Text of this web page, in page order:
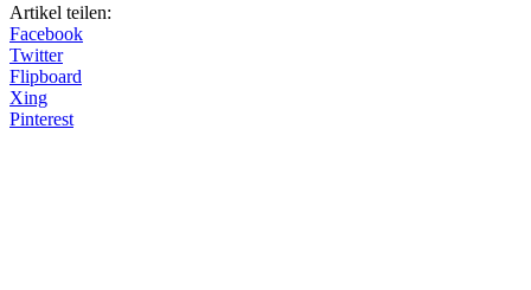
Artikel teilen:
Facebook
Twitter
Flipboard
Xing
Pinterest